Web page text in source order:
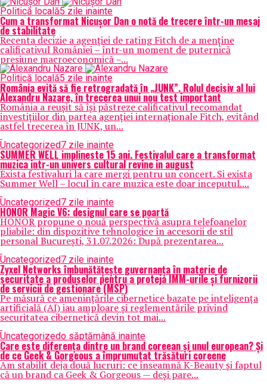
Politică locală5 zile inainte
Cum a transformat Nicușor Dan o notă de trecere într-un mesaj
de stabilitate
Recenta decizie a agenției de rating Fitch de a menține
calificativul României – într-un moment de puternică
presiune macroeconomică –...
Politică locală5 zile inainte
România evită să fie retrogradată în „JUNK”. Rolul decisiv al lui
Alexandru Nazare, în trecerea unui nou test important
România a reușit să își păstreze calificativul recomandat
investițiilor din partea agenției internaționale Fitch, evitând
astfel trecerea în JUNK, un...
Uncategorized7 zile inainte
SUMMER WELL implineste 15 ani. Festivalul care a transformat
muzica intr-un univers cultural revine in august
Exista festivaluri la care mergi pentru un concert. Si exista
Summer Well – locul in care muzica este doar inceputul....
Uncategorized7 zile inainte
HONOR Magic V6: designul care se poartă
HONOR propune o nouă perspectivă asupra telefoanelor
pliabile: din dispozitive tehnologice în accesorii de stil
personal București, 31.07.2026: După prezentarea...
Uncategorized7 zile inainte
Zyxel Networks îmbunătățește guvernanța în materie de
securitate a produselor pentru a proteja IMM-urile și furnizorii
de servicii de gestionare (MSP)
Pe măsură ce amenințările cibernetice bazate pe inteligența
artificială (AI) iau amploare și reglementările privind
securitatea cibernetică devin tot mai...
Uncategorizedo săptămână inainte
Care este diferența dintre un brand coreean și unul european? Și
de ce Geek & Gorgeous a împrumutat trăsături coreene
Am stabilit deja două lucruri: ce înseamnă K-Beauty și faptul
că un brand ca Geek & Gorgeous — deși pare...